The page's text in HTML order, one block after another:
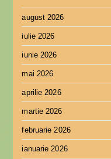
august 2026
iulie 2026
iunie 2026
mai 2026
aprilie 2026
martie 2026
februarie 2026
ianuarie 2026